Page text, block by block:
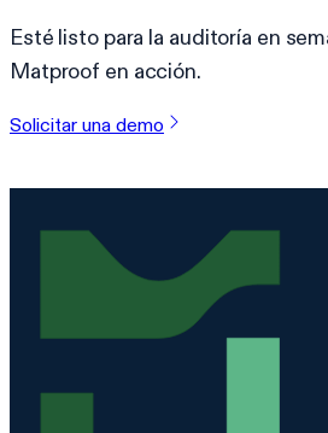
Esté listo para la auditoría en
Matproof en acción.
Solicitar una demo